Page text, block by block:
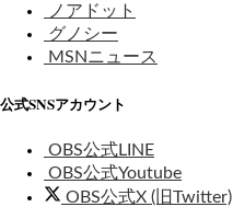
ノアドット
グノシー
MSNニュース
公式SNSアカウント
OBS公式LINE
OBS公式Youtube
OBS公式X (旧Twitter)